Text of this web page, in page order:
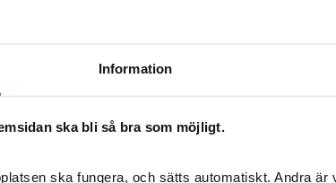
Information
ska bli så bra som möjligt.
ska fungera, och sätts automatiskt. Andra är
så att det kommer upp på
ut vad som är möjligt på kort sikt
Det märks att de är samkörda,
och visar på möjliga lösningar,
reda ut om de ska revidera
när ett nytt avtal är på plats.